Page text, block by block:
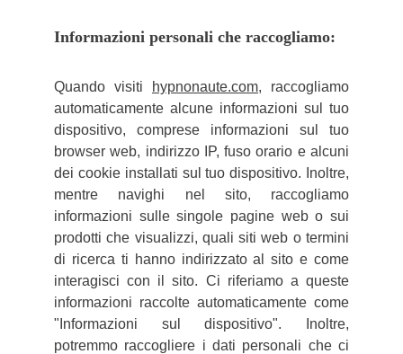
Informazioni personali che raccogliamo:
Quando visiti hypnonaute.com, raccogliamo
automaticamente alcune informazioni sul tuo
dispositivo, comprese informazioni sul tuo
browser web, indirizzo IP, fuso orario e alcuni
dei cookie installati sul tuo dispositivo. Inoltre,
mentre navighi nel sito, raccogliamo
informazioni sulle singole pagine web o sui
prodotti che visualizzi, quali siti web o termini
di ricerca ti hanno indirizzato al sito e come
interagisci con il sito. Ci riferiamo a queste
informazioni raccolte automaticamente come
"Informazioni sul dispositivo". Inoltre,
potremmo raccogliere i dati personali che ci